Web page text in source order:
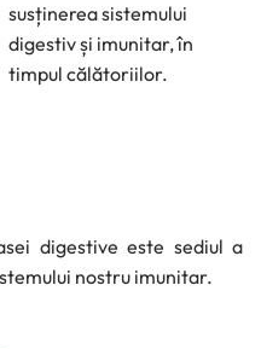
susținerea sistemului
digestiv și imunitar, în
timpul călătoriilor.
digestive este sediul a
nostru imunitar.